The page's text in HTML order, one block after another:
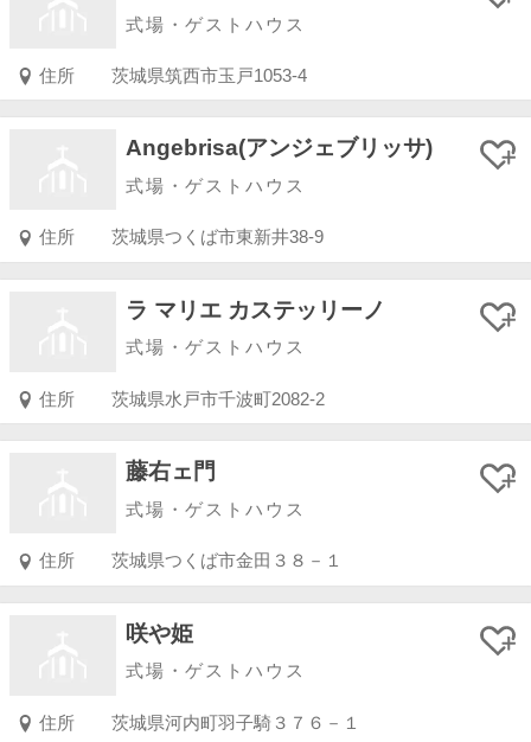
式場・ゲストハウス
住所 茨城県筑西市玉戸1053-4
Angebrisa(アンジェブリッサ)
式場・ゲストハウス
住所 茨城県つくば市東新井38-9
ラ マリエ カステッリーノ
式場・ゲストハウス
住所 茨城県水戸市千波町2082-2
藤右ェ門
式場・ゲストハウス
住所 茨城県つくば市金田３８－１
咲や姫
式場・ゲストハウス
住所 茨城県河内町羽子騎３７６－１